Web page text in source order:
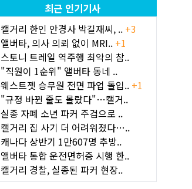
최근 인기기사
캘거리 한인 안경사 박길재씨, .. +3
앨버타, 의사 의뢰 없이 MRI.. +1
스토니 트레일 역주행 최악의 참..
"직원이 1순위" 앨버타 동네 ..
웨스트젯 승무원 전면 파업 돌입.. +1
"규정 바뀐 줄도 몰랐다"…캘거..
실종 자폐 소년 파커 주검으로 ..
캘거리 집 사기 더 어려워졌다…..
캐나다 상반기 1만607명 추방..
앨버타 통합 운전면허증 시행 한..
캘거리 경찰, 실종된 파커 현장..